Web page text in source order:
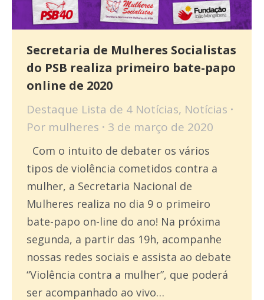
Secretaria de Mulheres Socialistas
do PSB realiza primeiro bate-papo
online de 2020
Destaque Lista de 4 Notícias, Notícias
Por mulheres 3 de março de 2020
Com o intuito de debater os vários
tipos de violência cometidos contra a
mulher, a Secretaria Nacional de
Mulheres realiza no dia 9 o primeiro
bate-papo on-line do ano! Na próxima
segunda, a partir das 19h, acompanhe
nossas redes sociais e assista ao debate
“Violência contra a mulher”, que poderá
ser acompanhado ao vivo…